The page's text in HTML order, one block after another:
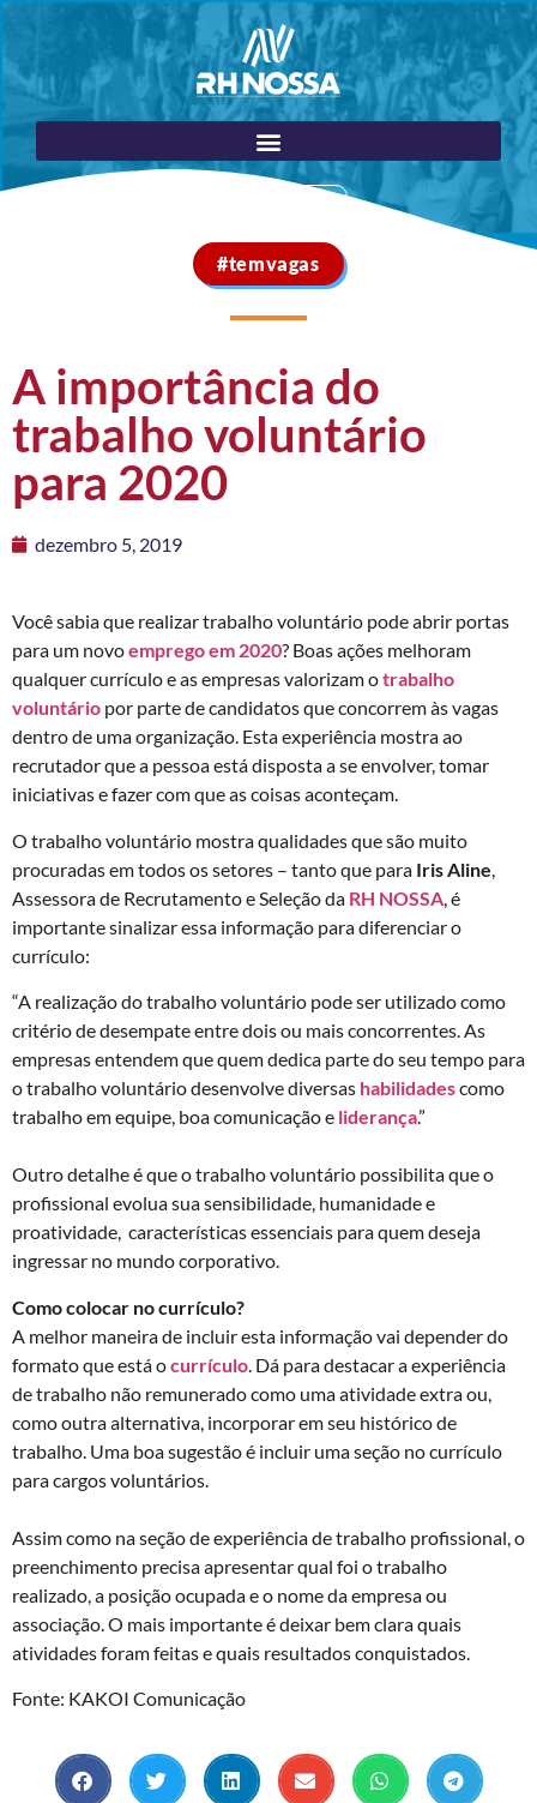
#temvagas
A importância do
trabalho voluntário
para 2020
dezembro 5, 2019
Você sabia que realizar trabalho voluntário pode abrir portas
para um novoemprego em 2020? Boas ações melhoram
qualquer currículo e as empresas valorizam otrabalho
voluntário por parte de candidatos que concorrem às vagas
dentro de uma organização. Esta experiência mostra ao
recrutador que a pessoa está disposta a se envolver, tomar
iniciativas e fazer com que as coisas aconteçam.
O trabalho voluntário mostra qualidades que são muito
procuradas em todos os setores – tanto que para Iris Aline
Assessora de Recrutamento e Seleção da RH NOSSA , é
importante sinalizar essa informação para diferenciar o
currículo:
“A realização do trabalho voluntário pode ser utilizado como
critério de desempate entre dois ou mais concorrentes. As
empresas entendem que quem dedica parte do seu tempo para
o trabalho voluntário desenvolve diversas habilidadescomo
trabalho em equipe, boa comunicação e liderança.”
Outro detalhe é que o trabalho voluntário possibilita que o
profissional evolua sua sensibilidade, humanidade e
proatividade, características essenciais para quem deseja
ingressar no mundo corporativo.
Como colocar no currículo?
A melhor maneira de incluir esta informação vai depender do
formato que está ocurrículo . Dá para destacar a experiência
de trabalho não remunerado como uma atividade extra ou,
como outra alternativa, incorporar em seu histórico de
trabalho. Uma boa sugestão é incluir uma seção no currículo
para cargos voluntários.
Assim como na seção de experiência de trabalho profissional, o
preenchimento precisa apresentar qual foi o trabalho
realizado, a posição ocupada e o nome da empresa ou
associação. O mais importante é deixar bem clara quais
atividades foram feitas e quais resultados conquistados.
Fonte: KAKOI Comunicação